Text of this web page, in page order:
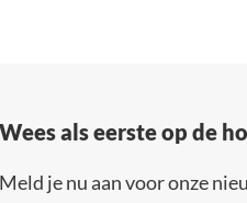
Wees als eerste op de
Meld je nu aan voor onze